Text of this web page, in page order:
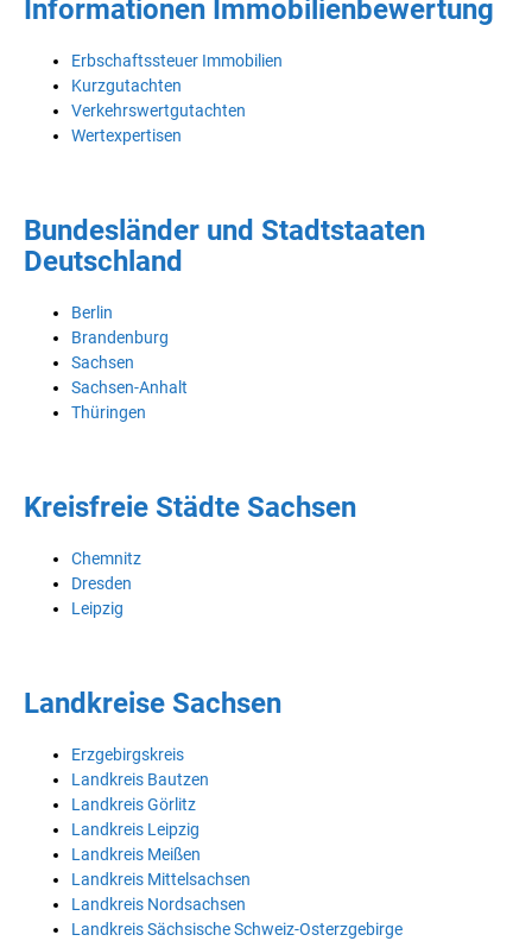
Informationen Immobilienbewertung
Erbschaftssteuer Immobilien
Kurzgutachten
Verkehrswertgutachten
Wertexpertisen
Bundesländer und Stadtstaaten
Deutschland
Berlin
Brandenburg
Sachsen
Sachsen-Anhalt
Thüringen
Kreisfreie Städte Sachsen
Chemnitz
Dresden
Leipzig
Landkreise Sachsen
Erzgebirgskreis
Landkreis Bautzen
Landkreis Görlitz
Landkreis Leipzig
Landkreis Meißen
Landkreis Mittelsachsen
Landkreis Nordsachsen
Landkreis Sächsische Schweiz-Osterzgebirge